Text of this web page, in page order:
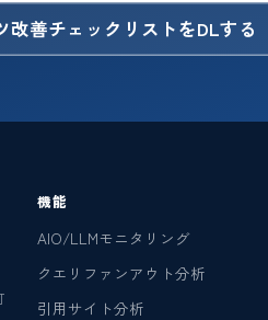
善チェックリストをDLする
機能
AIO/LLMモニタリング
クエリファンアウト分析
引用サイト分析